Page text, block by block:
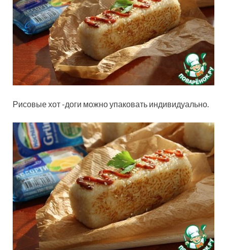
Рисовые хот -доги можно упаковать индивидуально.